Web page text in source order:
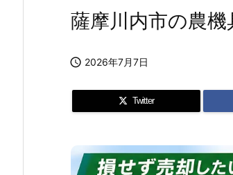
薩摩川内市の農
 2026年7月7日
Twitter